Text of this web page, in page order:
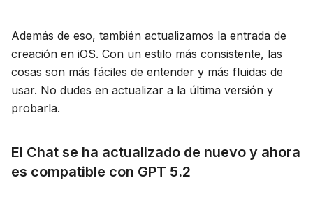
Además de eso, también actualizamos la entrada de
creación en iOS. Con un estilo más consistente, las
cosas son más fáciles de entender y más fluidas de
usar. No dudes en actualizar a la última versión y
probarla.
El Chat se ha actualizado de nuevo y ahora
es compatible con GPT 5.2